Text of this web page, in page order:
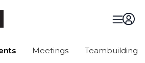
Meetings Teambuilding